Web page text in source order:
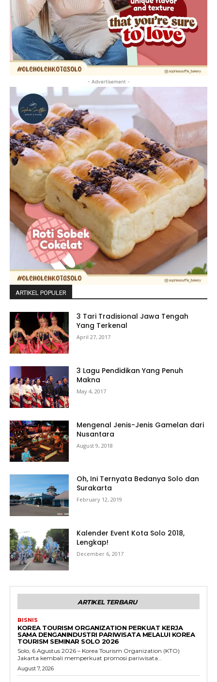
- Advertisement -
ARTIKEL POPULER
3 Tari Tradisional Jawa Tengah
Yang Terkenal
April 27, 2017
3 Lagu Pendidikan Yang Penuh
Makna
May 4, 2017
Mengenal Jenis-Jenis Gamelan dari
Nusantara
August 9, 2018
Oh, Ini Ternyata Bedanya Solo dan
Surakarta
February 12, 2019
Kalender Event Kota Solo 2018,
Lengkap!
December 6, 2017
ARTIKEL TERBARU
BISNIS
KOREA TOURISM ORGANIZATION PERKUAT KERJA
SAMA DENGANINDUSTRI PARIWISATA MELALUI KOREA
TOURISM SEMINAR SOLO 2026
Solo, 6 Agustus 2026 – Korea Tourism Organization (KTO)
Jakarta kembali memperkuat promosi pariwisata...
August 7, 2026